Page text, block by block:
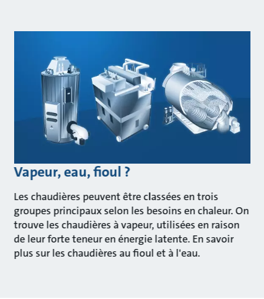
Vapeur, eau, fioul ?
Les chaudières peuvent être classées en trois
groupes principaux selon les besoins en chaleur. On
trouve les chaudières à vapeur, utilisées en raison
de leur forte teneur en énergie latente. En savoir
plus sur les chaudières au fioul et à l'eau.